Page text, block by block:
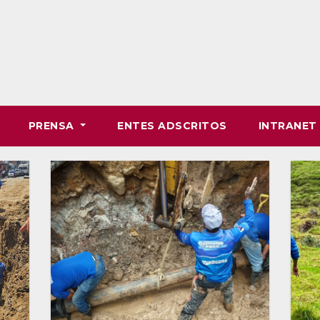
PRENSA ENTES ADSCRITOS INTRANET